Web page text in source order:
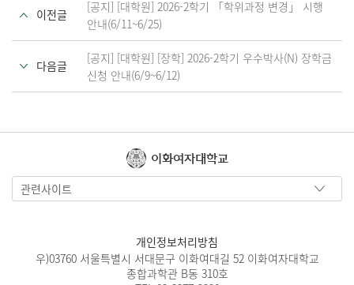
이전글
[공지] [대학원] 2026-2학기 「학위과정 변경」 시행
안내(6/11~6/25)
다음글
[공지] [대학원] [장학] 2026-2학기 우수박사(N) 장학금
신청 안내(6/9~6/12)
이화여자대학교
관련사이트
개인정보처리방침
우)03760 서울특별시 서대문구 이화여대길 52 이화여자대학교
종합과학관 B동 310호